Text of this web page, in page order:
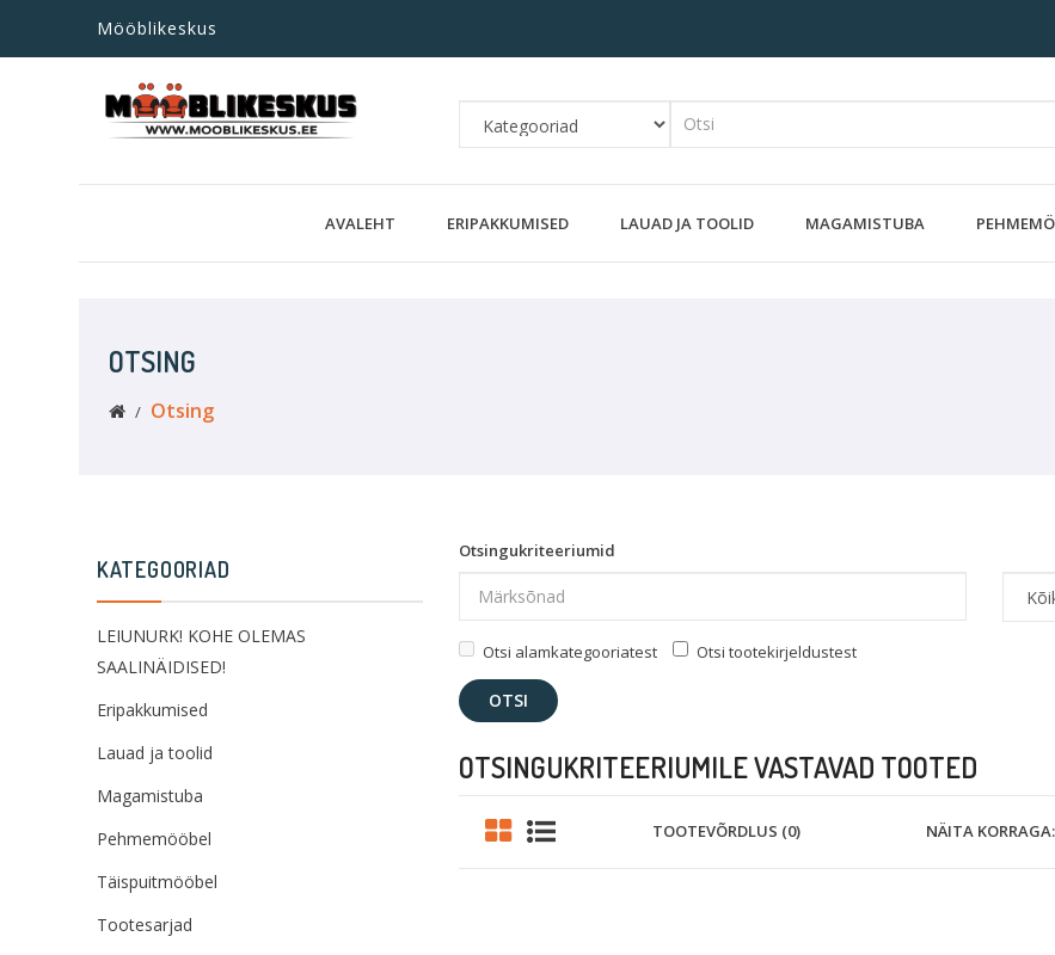
Mööblikeskus
AVALEHT ERIPAKKUMISED LAUAD JA TOOLID MAGAMISTUBA
OTSING
Otsing
KATEGOORIAD
LEIUNURK! KOHE OLEMAS
SAALINÄIDISED!
Eripakkumised
Lauad ja toolid
Magamistuba
Pehmemööbel
Täispuitmööbel
Tootesarjad
Otsingukriteeriumid
Otsi alamkategooriatest Otsi tootekirjeldustest
OTSINGUKRITEERIUMILE VASTAVAD TOOTED
TOOTEVÕRDLUS (0) NÄITA KORRAGA: